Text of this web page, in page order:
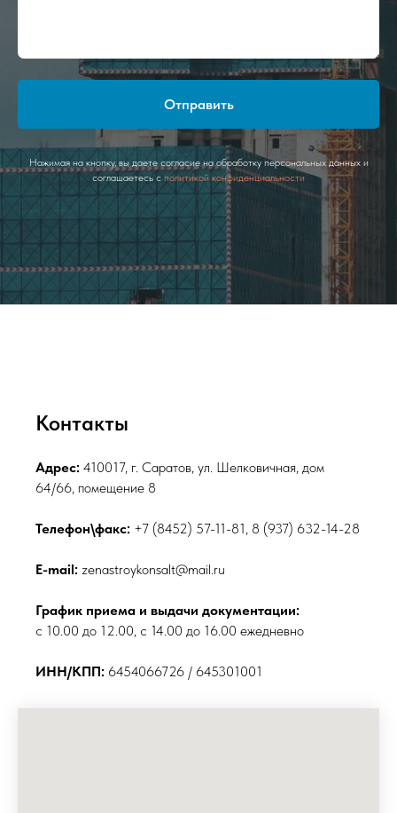
Отправить
Нажимая на кнопку, вы даете согласие на обработку персональных данных и
соглашаетесь c политикой конфиденциальности
Контакты
Адрес: 410017, г. Саратов, ул. Шелковичная, дом
64/66, помещение 8
Телефон\факс: +7 (8452) 57-11-81, 8 (937) 632-14-28
E-mail: zenastroykonsalt@mail.ru
График приема и выдачи документации:
с 10.00 до 12.00, с 14.00 до 16.00 ежедневно
ИНН/КПП: 6454066726 / 645301001